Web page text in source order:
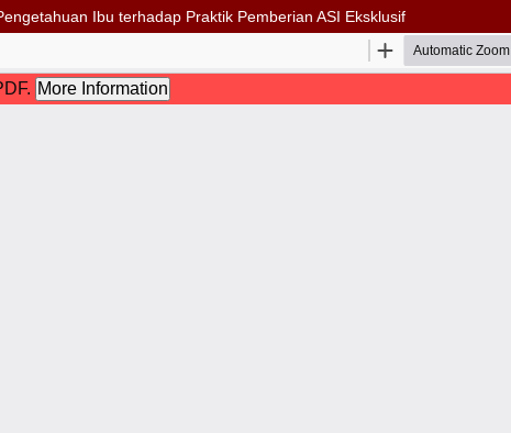
Ibu terhadap Praktik Pemberian ASI Eksklusif